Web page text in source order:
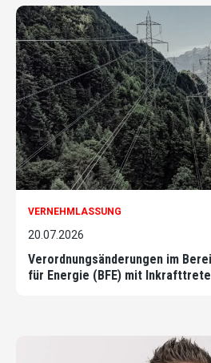
VERNEHMLASSUNG
20.07.2026
Verordnungsänderungen im
für Energie (BFE) mit